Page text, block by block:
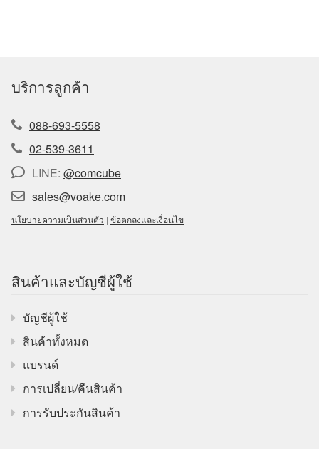
บริการลูกค้า
088-693-5558
02-539-3611
LINE: @comcube
sales@voake.com
นโยบายความเป็นส่วนตัว | ข้อตกลงและเงื่อนไข
สินค้าและบัญชีผู้ใช้
บัญชีผู้ใช้
สินค้าทั้งหมด
แบรนด์
การเปลี่ยน/คืนสินค้า
การรับประกันสินค้า